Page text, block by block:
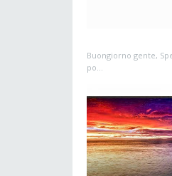
Buongiorno gente,
po...